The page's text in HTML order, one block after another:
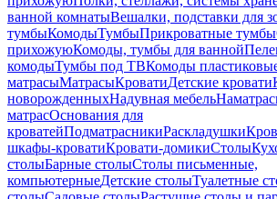
ванной комнатыВешалки, подставки для
тумбыКомодыТумбыПрикроватные тумбы
прихожуюКомоды, тумбы для ванной
комодыТумбы под ТВКомоды
матрасыМатрасыКроватиДетские кровати
новорожденныхНадувная мебель
матрасОснования для
кроватейПодматрасникиРаскладушки
шкафы-кроватиКровати-домикиСтолы
столыБарные столыСтолы письменные,
компьютерныеДетские столыТуалетные